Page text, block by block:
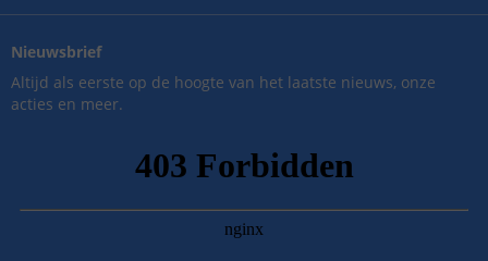
Nieuwsbrief
Altijd als eerste op de hoogte van het laatste nieuws, onze
acties en meer.